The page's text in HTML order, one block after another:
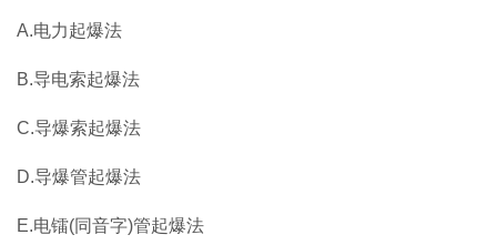
A.电力起爆法
B.导电索起爆法
C.导爆索起爆法
D.导爆管起爆法
E.电镭(同音字)管起爆法